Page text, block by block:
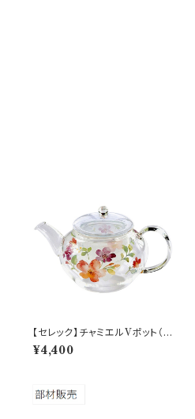
【セレック】チャミエルVポット（フ
ローリスト）【C-GVP-27A】
¥4,400